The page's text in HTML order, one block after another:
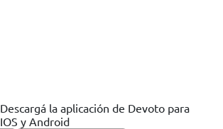
Descargá la aplicación de Devoto para
IOS y Android